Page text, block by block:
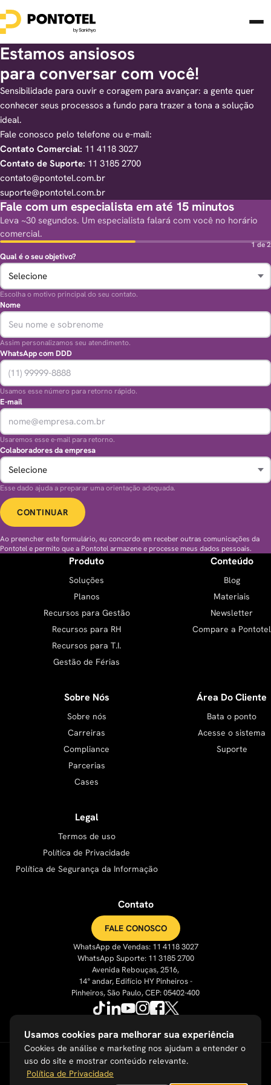
Estamos ansiosos
para conversar com você!
Sensibilidade para ouvir e coragem para avançar: a gente quer
conhecer seus processos a fundo para trazer a tona a solução
ideal.
Fale conosco pelo telefone ou e-mail:
Contato Comercial: 11 4118 3027
Contato de Suporte: 11 3185 2700
contato@pontotel.com.br
suporte@pontotel.com.br
Fale com um especialista em até 15 minutos
Leva ~30 segundos. Um especialista falará com você no horário
comercial.
1 de 2
Qual é o seu objetivo?
Escolha o motivo principal do seu contato.
Nome
Assim personalizamos seu atendimento.
WhatsApp com DDD
Usamos esse número para retorno rápido.
E-mail
Usaremos esse e-mail para retorno.
Colaboradores da empresa
Esse dado ajuda a preparar uma orientação adequada.
CONTINUAR
Ao preencher este formulário, eu concordo em receber outras comunicações da
Pontotel e permito que a Pontotel armazene e processe meus dados pessoais.
Produto
Soluções
Planos
Recursos para Gestão
Recursos para RH
Recursos para T.I.
Gestão de Férias
Conteúdo
Blog
Materiais
Newsletter
Compare a Pontotel
Sobre Nós
Sobre nós
Carreiras
Compliance
Parcerias
Cases
Área Do Cliente
Bata o ponto
Acesse o sistema
Suporte
Legal
Termos de uso
Política de Privacidade
Política de Segurança da Informação
Contato
FALE CONOSCO
WhatsApp de Vendas: 11 4118 3027
WhatsApp Suporte: 11 3185 2700
Avenida Rebouças, 2516,
14° andar, Edifício HY Pinheiros -
Pinheiros, São Paulo, CEP: 05402-400
Usamos cookies para melhorar sua experiência
Cookies de análise e marketing nos ajudam a entender o
uso do site e mostrar conteúdo relevante.
Política de Privacidade